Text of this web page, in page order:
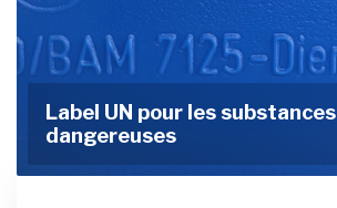
Label UN pour les substances
dangereuses